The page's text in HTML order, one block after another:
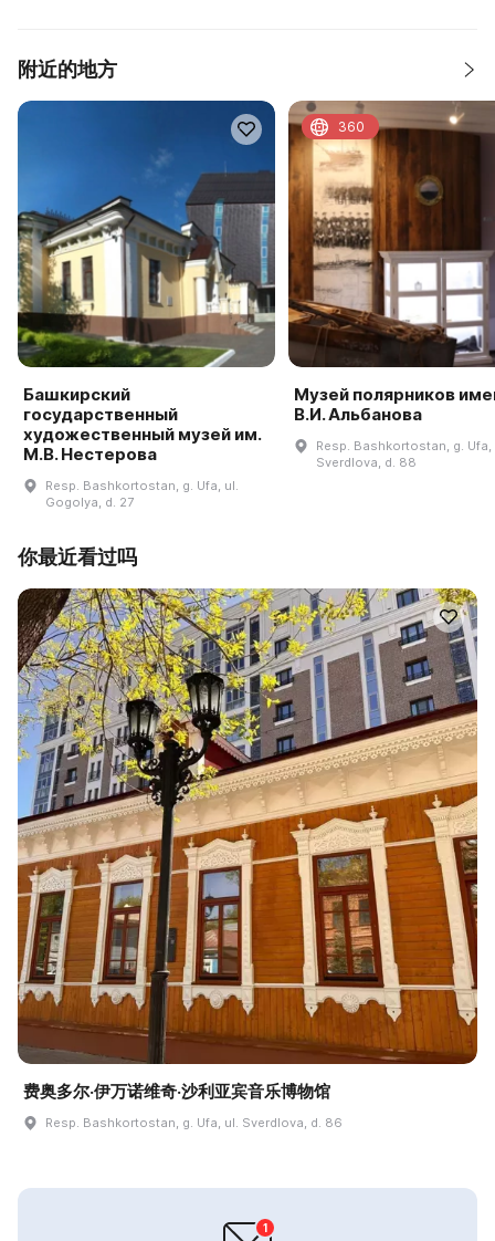
附近的地方
Башкирский
государственный
художественный музей им.
М.В. Нестерова
Resp. Bashkortostan, g. Ufa, ul.
Gogolya, d. 27
Музей полярников
В.И. Альбанова
Resp. Bashkortostan, g. Ufa,
Sverdlova, d. 88
360
你最近看过吗
费奥多尔·伊万诺维奇·沙利亚宾音乐博物馆
Resp. Bashkortostan, g. Ufa, ul. Sverdlova, d. 86